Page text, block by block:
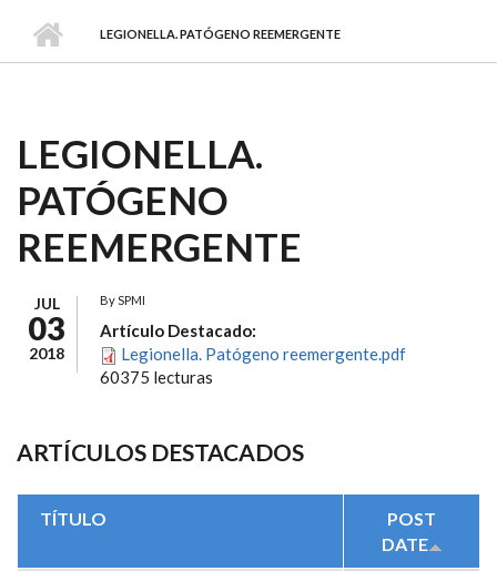
LEGIONELLA. PATÓGENO REEMERGENTE
LEGIONELLA.
PATÓGENO
REEMERGENTE
JUL
03
2018
BySPMI
Artículo Destacado:
Legionella. Patógeno reemergente.pdf
60375 lecturas
ARTÍCULOS DESTACADOS
TÍTULO
POST
DATE